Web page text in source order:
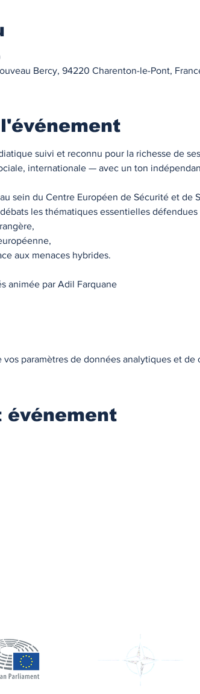
Bercy, 94220 Charenton-le-Pont,
suivi et reconnu pour la richesse de
internationale — avec un ton
sein du Centre Européen de Sécurité et de
les thématiques essentielles défendues
aux menaces hybrides.
animée par Adil Farquane
paramètres de données analytiques et
événement